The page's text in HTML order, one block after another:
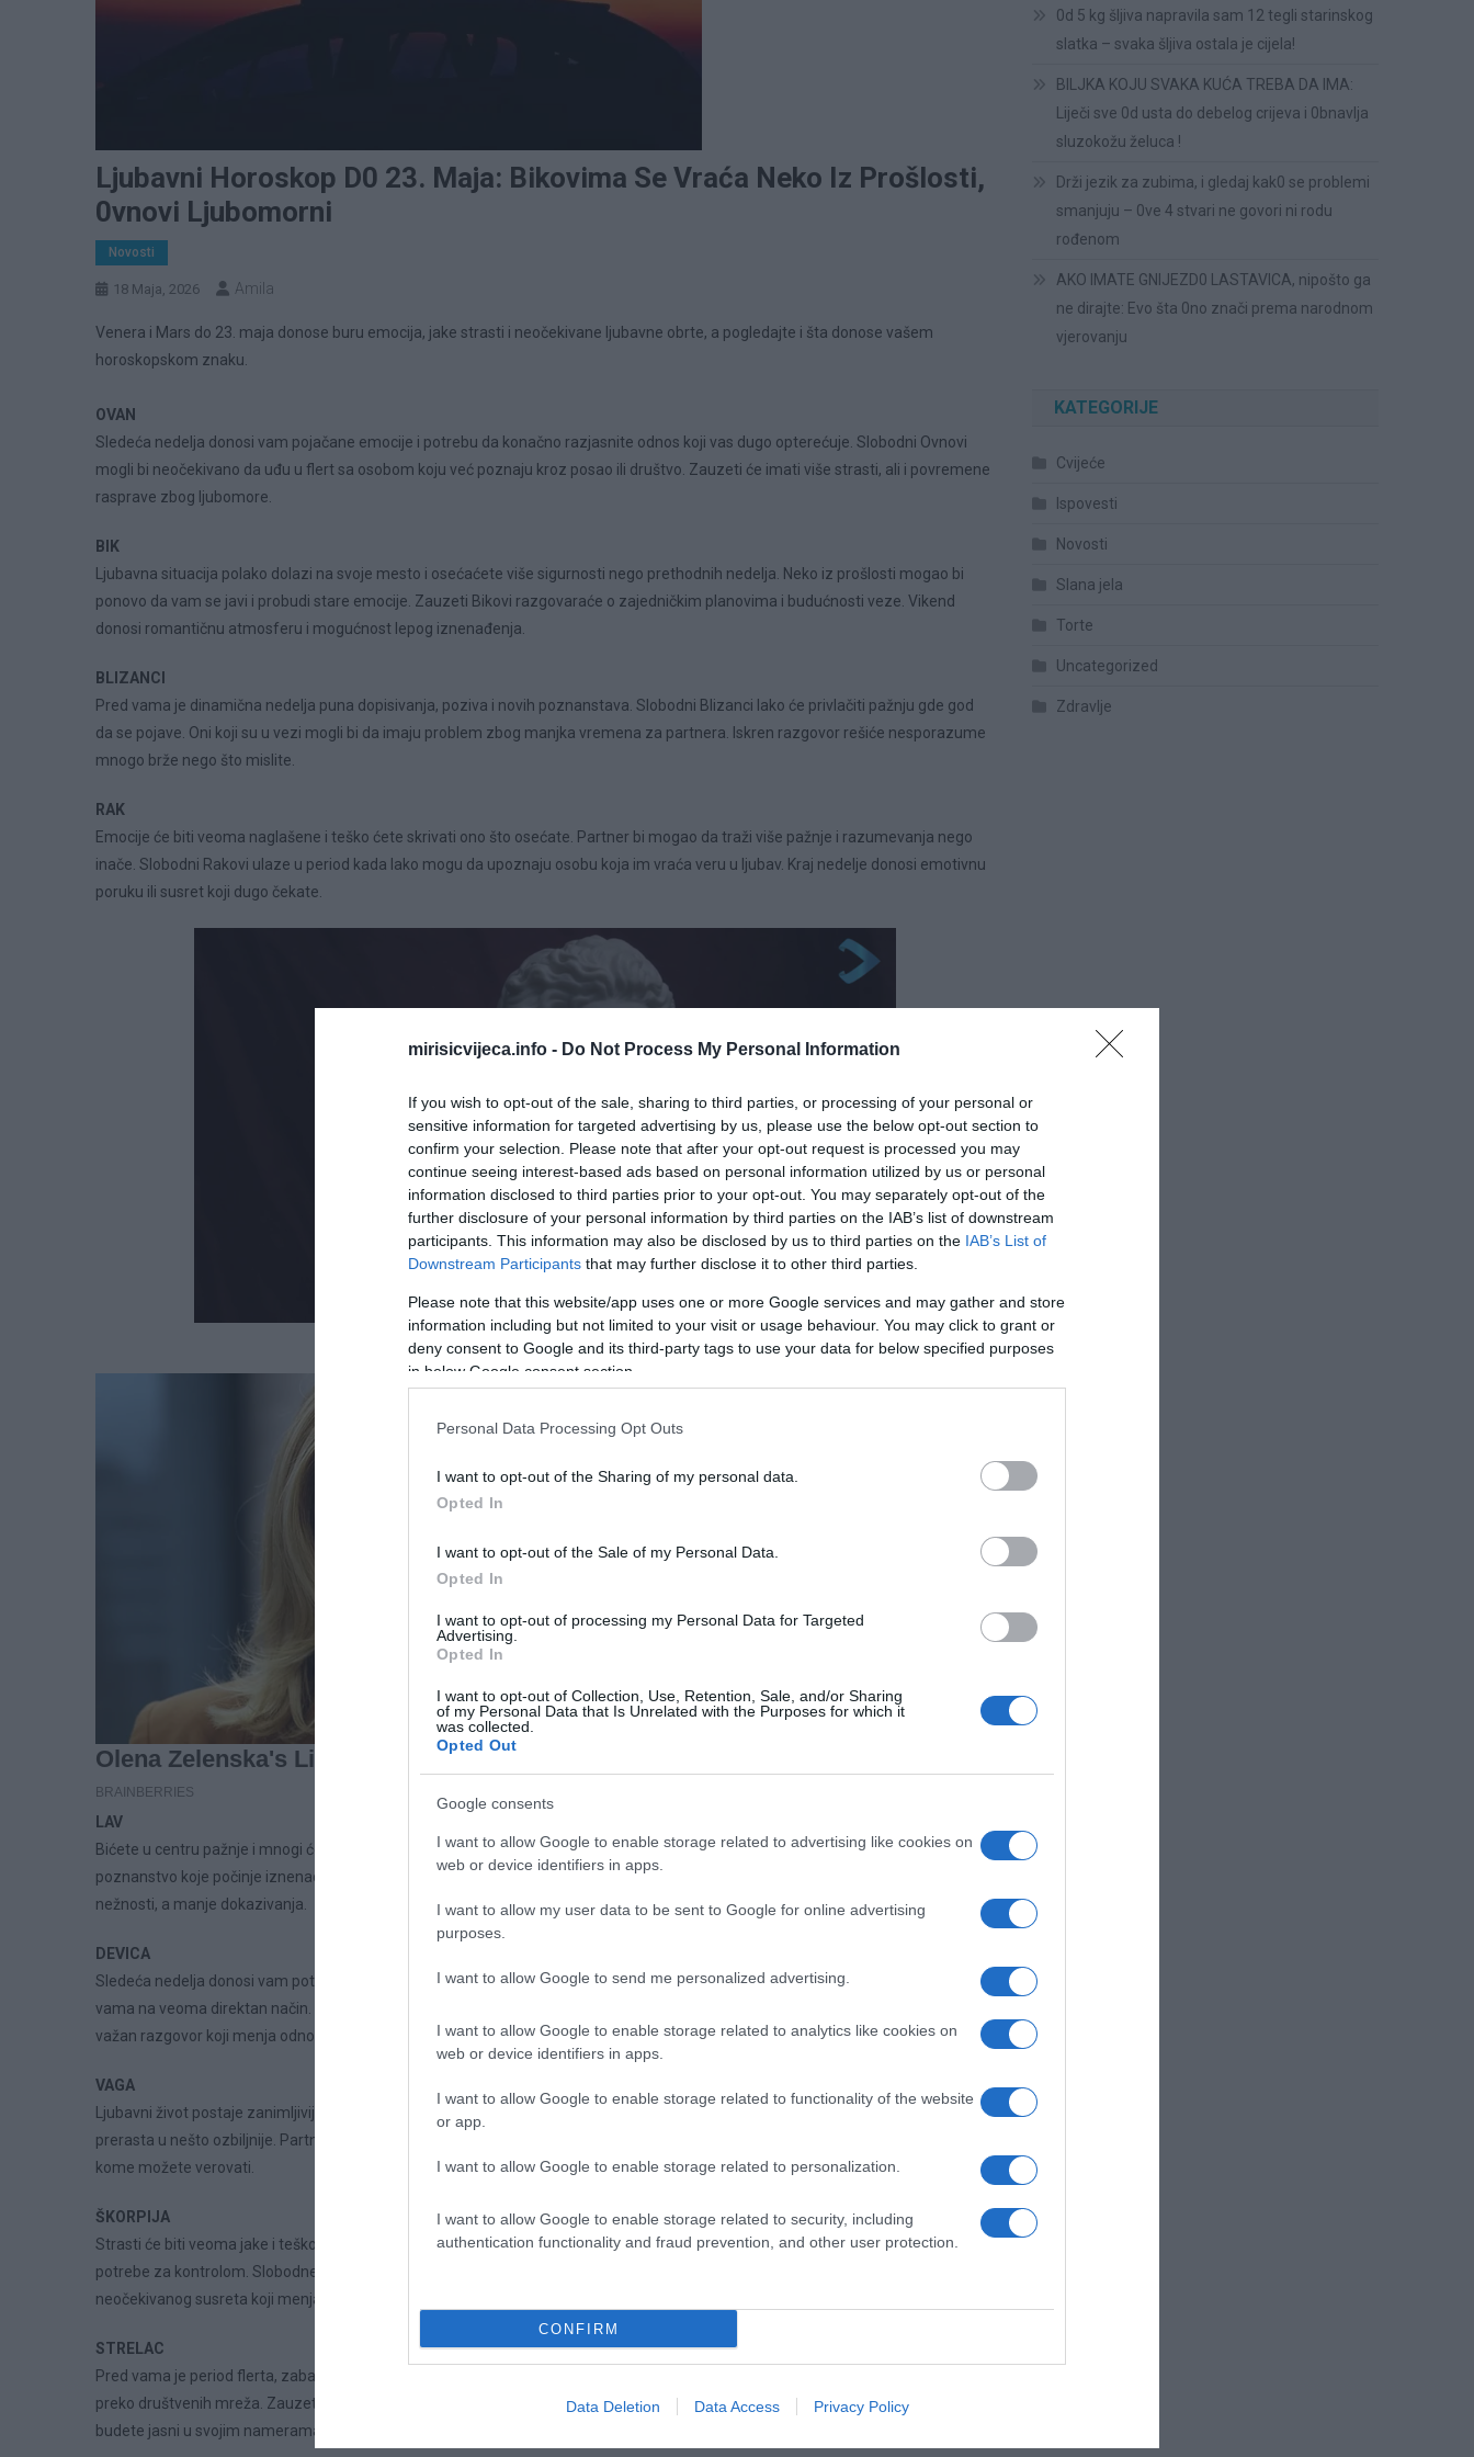
mirisicvijeca.info - Do Not Process My Personal Information
If you wish to opt-out of the sale, sharing to third parties, or processing of your personal or
sensitive information for targeted advertising by us, please use the below opt-out section to
confirm your selection. Please note that after your opt-out request is processed you may
continue seeing interest-based ads based on personal information utilized by us or personal
information disclosed to third parties prior to your opt-out. You may separately opt-out of the
further disclosure of your personal information by third parties on the IAB’s list of downstream
participants. This information may also be disclosed by us to third parties on the IAB’s List of
Downstream Participants that may further disclose it to other third parties.
Please note that this website/app uses one or more Google services and may gather and store
information including but not limited to your visit or usage behaviour. You may click to grant or
deny consent to Google and its third-party tags to use your data for below specified purposes
in below Google consent section.
Personal Data Processing Opt Outs
I want to opt-out of the Sharing of my personal data.
Opted In
I want to opt-out of the Sale of my Personal Data.
Opted In
I want to opt-out of processing my Personal Data for Targeted
Advertising.
Opted In
I want to opt-out of Collection, Use, Retention, Sale, and/or Sharing
of my Personal Data that Is Unrelated with the Purposes for which it
was collected.
Opted Out
Google consents
I want to allow Google to enable storage related to advertising like cookies on
web or device identifiers in apps.
I want to allow my user data to be sent to Google for online advertising
purposes.
I want to allow Google to send me personalized advertising.
I want to allow Google to enable storage related to analytics like cookies on
web or device identifiers in apps.
I want to allow Google to enable storage related to functionality of the website
or app.
I want to allow Google to enable storage related to personalization.
I want to allow Google to enable storage related to security, including
authentication functionality and fraud prevention, and other user protection.
CONFIRM
Data Deletion Data Access Privacy Policy
Ljubavni Horoskop D0 23. Maja: Bikovima Se Vraća Neko Iz Prošlosti,
0vnovi Ljubomorni
Novosti
18 Maja, 2026 Amila
Venera i Mars do 23. maja donose buru emocija, jake strasti i neočekivane ljubavne obrte, a pogledajte i šta donose vašem
horoskopskom znaku.
OVAN
Sledeća nedelja donosi vam pojačane emocije i potrebu da konačno razjasnite odnos koji vas dugo opterećuje. Slobodni Ovnovi
mogli bi neočekivano da uđu u flert sa osobom koju već poznaju kroz posao ili društvo. Zauzeti će imati više strasti, ali i povremene
rasprave zbog ljubomore.
BIK
Ljubavna situacija polako dolazi na svoje mesto i osećaćete više sigurnosti nego prethodnih nedelja. Neko iz prošlosti mogao bi
ponovo da vam se javi i probudi stare emocije. Zauzeti Bikovi razgovaraće o zajedničkim planovima i budućnosti veze. Vikend
donosi romantičnu atmosferu i mogućnost lepog iznenađenja.
BLIZANCI
Pred vama je dinamična nedelja puna dopisivanja, poziva i novih poznanstava. Slobodni Blizanci lako će privlačiti pažnju gde god
da se pojave. Oni koji su u vezi mogli bi da imaju problem zbog manjka vremena za partnera. Iskren razgovor rešiće nesporazume
mnogo brže nego što mislite.
RAK
Emocije će biti veoma naglašene i teško ćete skrivati ono što osećate. Partner bi mogao da traži više pažnje i razumevanja nego
inače. Slobodni Rakovi ulaze u period kada lako mogu da upoznaju osobu koja im vraća veru u ljubav. Kraj nedelje donosi emotivnu
poruku ili susret koji dugo čekate.
LAV
Bićete u centru pažnje i mnogi će pokušavati da vam priđu narednih dana. Ukoliko ste slobodni, moguće je veoma strastveno
poznanstvo koje počinje iznenada. Zauzeti Lavovi moraće da spuste ego kako bi izbegli nepotrebne rasprave. Partner želi više
nežnosti, a manje dokazivanja.
DEVICA
Sledeća nedelja donosi vam potrebu za stabilnošću i jasnim odgovorima u ljubavi. Neko bi mogao da pokaže emocije prema
vama na veoma direktan način. Zauzete Device rešavaće stare nesuglasice i konačno zatvoriti jedno teško poglavlje. Moguć je
važan razgovor koji menja odnos nabolje.
VAGA
Ljubavni život postaje zanimljiviji i dinamičniji nego prethodnih nedelja. Slobodne Vage mogle bi da započnu dopisivanje koje brzo
prerasta u nešto ozbiljnije. Partner će od vas očekivati više pažnje i prisutnosti. Ne ignorišite intuiciju jer će vam jasno pokazati
kome možete verovati.
ŠKORPIJA
Strasti će biti veoma jake i teško ćete ostati ravnodušni prema osobi koja vam se dopada. U vezi može da dođe do ljubomore ili
potrebe za kontrolom. Slobodne Škorpije privlačiće misteriozne i harizmatične osobe. Kraj nedelje donosi mogućnost
neočekivanog susreta koji menja tok emocija.
STRELAC
Pred vama je period flerta, zabave i mnogo zanimljivih kontakata. Slobodni Strelčevi mogli bi da upoznaju nekoga tokom puta ili
preko društvenih mreža. Zauzeti će želeti više slobode i prostora za sebe, što partner možda neće najbolje razumeti. Važno je da
budete jasni u svojim namerama.
0d 5 kg šljiva napravila sam 12 tegli starinskog
slatka – svaka šljiva ostala je cijela!
BILJKA KOJU SVAKA KUĆA TREBA DA IMA:
Liječi sve 0d usta do debelog crijeva i 0bnavlja
sluzokožu želuca !
Drži jezik za zubima, i gledaj kak0 se problemi
smanjuju – 0ve 4 stvari ne govori ni rodu
rođenom
AKO IMATE GNIJEZD0 LASTAVICA, nipošto ga
ne dirajte: Evo šta 0no znači prema narodnom
vjerovanju
KATEGORIJE
Cvijeće
Ispovesti
Novosti
Slana jela
Torte
Uncategorized
Zdravlje